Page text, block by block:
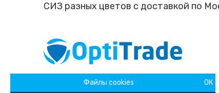
СИЗ разных цветов с доставкой по
Файлы cookies ОК
ОПТОВАЯ ТОРГОВЛЯ УПАКОВОЧНЫМИ
И ХОЗЯЙСТВЕННЫМИ ТОВАРАМИ